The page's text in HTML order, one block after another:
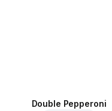
Double Pepperoni